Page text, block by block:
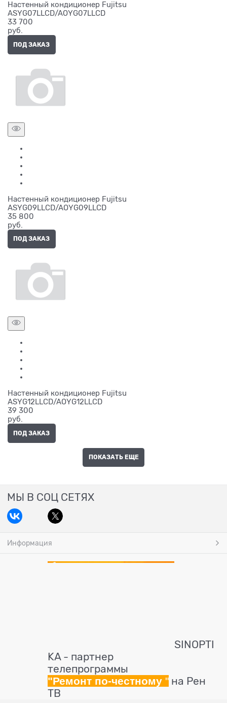
Настенный кондиционер Fujitsu
ASYG07LLCD/AOYG07LLCD
33 700
руб.
ПОД ЗАКАЗ
Настенный кондиционер Fujitsu
ASYG09LLCD/AOYG09LLCD
35 800
руб.
ПОД ЗАКАЗ
Настенный кондиционер Fujitsu
ASYG12LLCD/AOYG12LLCD
39 300
руб.
ПОД ЗАКАЗ
ПОКАЗАТЬ ЕЩЕ
МЫ В СОЦ СЕТЯХ
Информация
SINOPTI
KA - партнер
телепрограммы
"Ремонт по-честному " на Рен
ТВ